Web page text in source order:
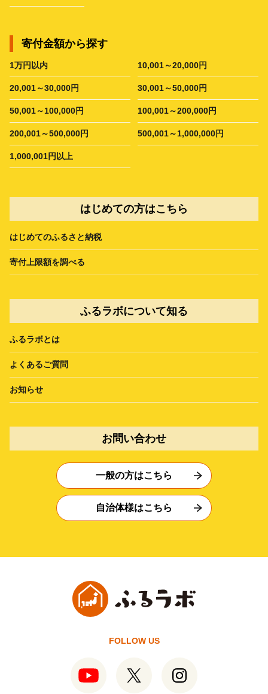
寄付金額から探す
1万円以内 10,001～20,000円
20,001～30,000円 30,001～50,000円
50,001～100,000円 100,001～200,000円
200,001～500,000円 500,001～1,000,000円
1,000,001円以上
はじめての方はこちら
はじめてのふるさと納税
寄付上限額を調べる
ふるラボについて知る
ふるラボとは
よくあるご質問
お知らせ
お問い合わせ
一般の方はこちら
自治体様はこちら
FOLLOW US